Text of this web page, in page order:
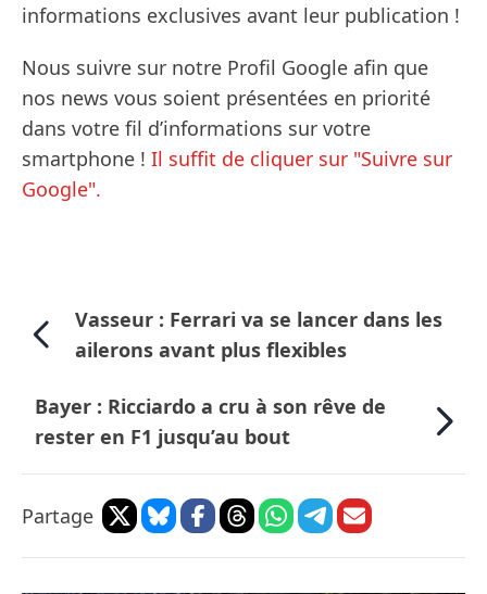
informations exclusives avant leur publication !
Nous suivre sur notre Profil Google afin que
nos news vous soient présentées en priorité
dans votre fil d’informations sur votre
smartphone ! Il suffit de cliquer sur "Suivre sur
Google".
Vasseur : Ferrari va se lancer dans les
ailerons avant plus flexibles
Bayer : Ricciardo a cru à son rêve de
rester en F1 jusqu’au bout
Partage